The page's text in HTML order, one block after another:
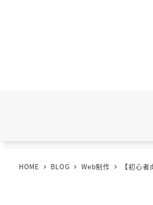
HOME BLOG Web制作 【初心